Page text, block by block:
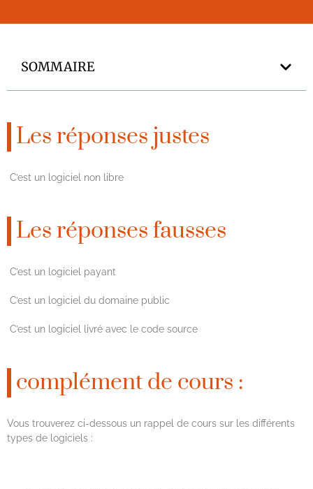
SOMMAIRE
Les réponses justes
C’est un logiciel non libre
Les réponses fausses
C’est un logiciel payant
C’est un logiciel du domaine public
C’est un logiciel livré avec le code source
complément de cours :
Vous trouverez ci-dessous un rappel de cours sur les différents
types de logiciels :